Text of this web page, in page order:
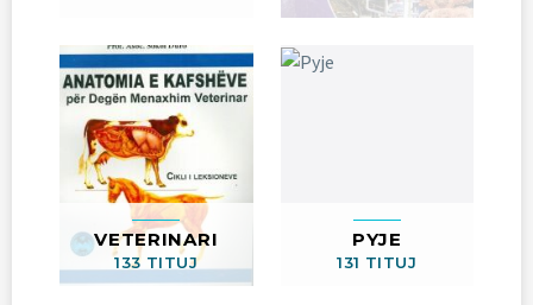
VETERINARI
133 TITUJ
PYJE
131 TITUJ